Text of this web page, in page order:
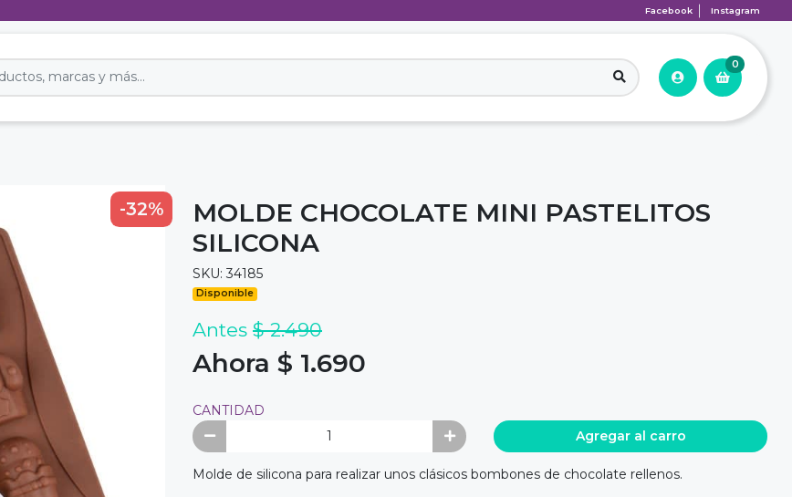
Facebook Instagram
0
-32%
MOLDE CHOCOLATE MINI PASTELITOS
SILICONA
SKU: 34185
Disponible
Antes $ 2.490
Ahora $ 1.690
CANTIDAD
Agregar al carro
Molde de silicona para realizar unos clásicos bombones de chocolate rellenos.